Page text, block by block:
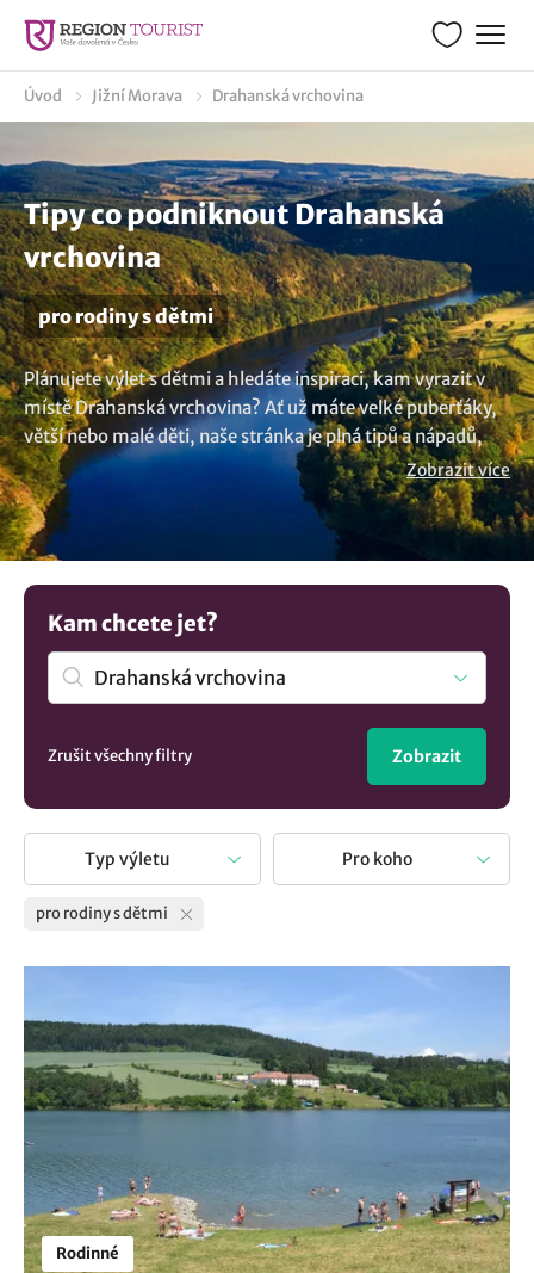
Úvod Jižní Morava Drahanská vrchovina
Tipy co podniknout Drahanská
vrchovina
pro rodiny s dětmi
Plánujete výlet s dětmi a hledáte inspiraci, kam vyrazit v
místě Drahanská vrchovina? Ať už máte velké puberťáky,
větší nebo malé děti, naše stránka je plná tipů a nápadů,
jak strávit kvalitní čas v rodinném kruhu. Kam s dětmi za
zábavou, co zažít nebo kudy z nudy s dětmi v lokalitě
Drahanská vrchovina? Nabízíme širokou paletu možností
kam na výlet s dětmi, od aktivních zážitků, zábavných
atrakcí až po poznávání památek a přírodních krás.
Získejte inspiraci z našich doporučení a ujistěte se, že váš
další výlet bude přesně podle představ celé vaší rodiny. U
nás si vybere každá rodina s dětmi.
Zobrazit více
Kam chcete jet?
Zrušit všechny filtry Zobrazit
Typ výletu Pro koho
pro rodiny s dětmi
Rodinné